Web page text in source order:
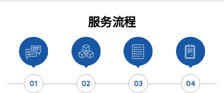
服务流程
01 02 03 04